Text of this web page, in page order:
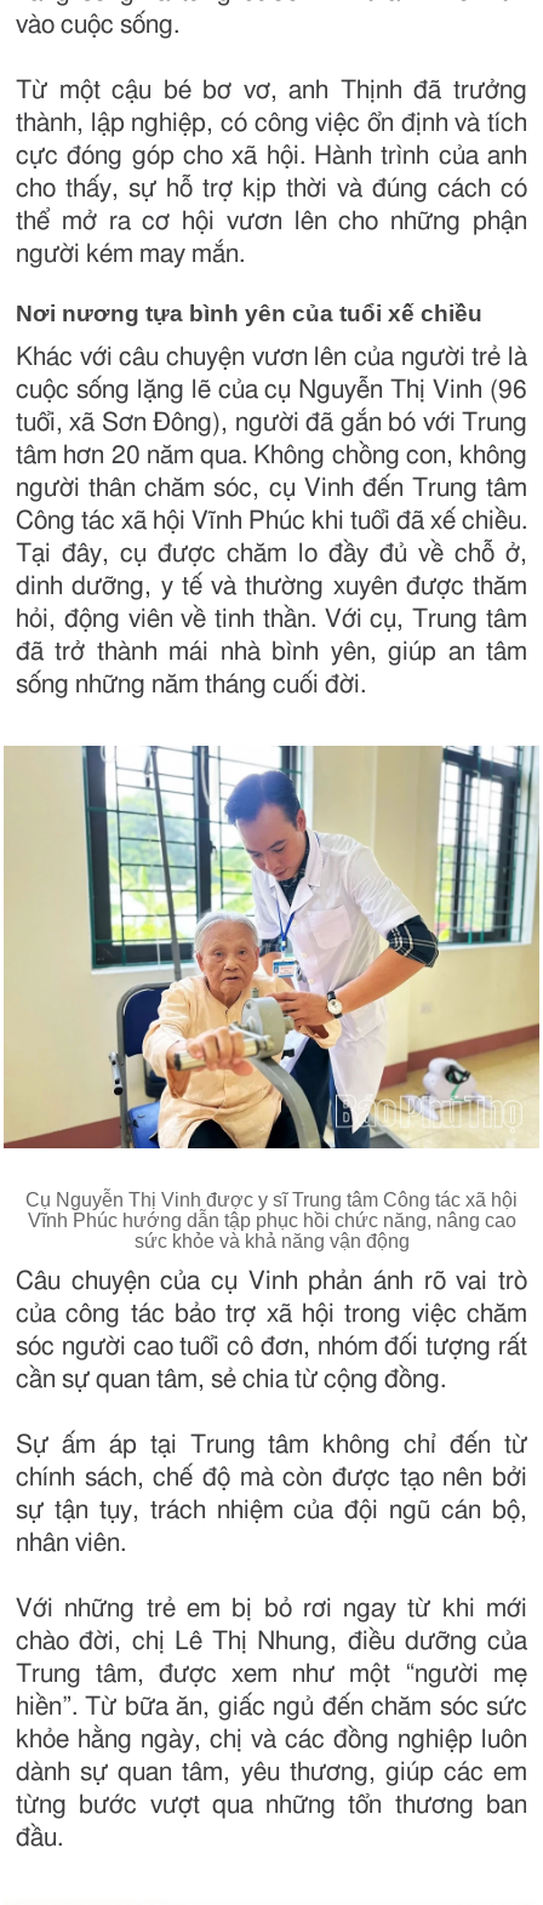
vào cuộc sống.
Từ một cậu bé bơ vơ, anh Thịnh đã trưởng
thành, lập nghiệp, có công việc ổn định và tích
cực đóng góp cho xã hội. Hành trình của anh
cho thấy, sự hỗ trợ kịp thời và đúng cách có
thể mở ra cơ hội vươn lên cho những phận
người kém may mắn.
Nơi nương tựa bình yên của tuổi xế chiều
Khác với câu chuyện vươn lên của người trẻ là
cuộc sống lặng lẽ của cụ Nguyễn Thị Vinh (96
tuổi, xã Sơn Đông), người đã gắn bó với Trung
tâm hơn 20 năm qua. Không chồng con, không
người thân chăm sóc, cụ Vinh đến Trung tâm
Công tác xã hội Vĩnh Phúc khi tuổi đã xế chiều.
Tại đây, cụ được chăm lo đầy đủ về chỗ ở,
dinh dưỡng, y tế và thường xuyên được thăm
hỏi, động viên về tinh thần. Với cụ, Trung tâm
đã trở thành mái nhà bình yên, giúp an tâm
sống những năm tháng cuối đời.
Cụ Nguyễn Thị Vinh được y sĩ Trung tâm Công tác xã hội
Vĩnh Phúc hướng dẫn tập phục hồi chức năng, nâng cao
sức khỏe và khả năng vận động
Câu chuyện của cụ Vinh phản ánh rõ vai trò
của công tác bảo trợ xã hội trong việc chăm
sóc người cao tuổi cô đơn, nhóm đối tượng rất
cần sự quan tâm, sẻ chia từ cộng đồng.
Sự ấm áp tại Trung tâm không chỉ đến từ
chính sách, chế độ mà còn được tạo nên bởi
sự tận tụy, trách nhiệm của đội ngũ cán bộ,
nhân viên.
Với những trẻ em bị bỏ rơi ngay từ khi mới
chào đời, chị Lê Thị Nhung, điều dưỡng của
Trung tâm, được xem như một “người mẹ
hiền”. Từ bữa ăn, giấc ngủ đến chăm sóc sức
khỏe hằng ngày, chị và các đồng nghiệp luôn
dành sự quan tâm, yêu thương, giúp các em
từng bước vượt qua những tổn thương ban
đầu.